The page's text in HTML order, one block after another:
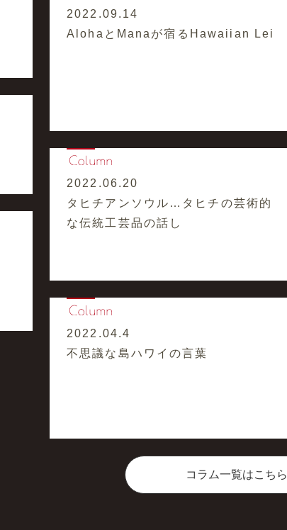
2022.09.14
AlohaとManaが宿るHawaiian Lei
2022.06.20
タヒチアンソウル…タヒチの芸術的
な伝統工芸品の話し
2022.04.4
不思議な島ハワイの言葉
コラム一覧はこちら